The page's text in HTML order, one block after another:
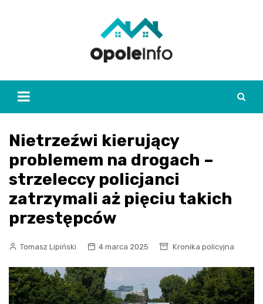
Nietrzeźwi kierujący
problemem na drogach –
strzeleccy policjanci
zatrzymali aż pięciu takich
przestępców
Tomasz Lipiński 4 marca 2025 Kronika policyjna